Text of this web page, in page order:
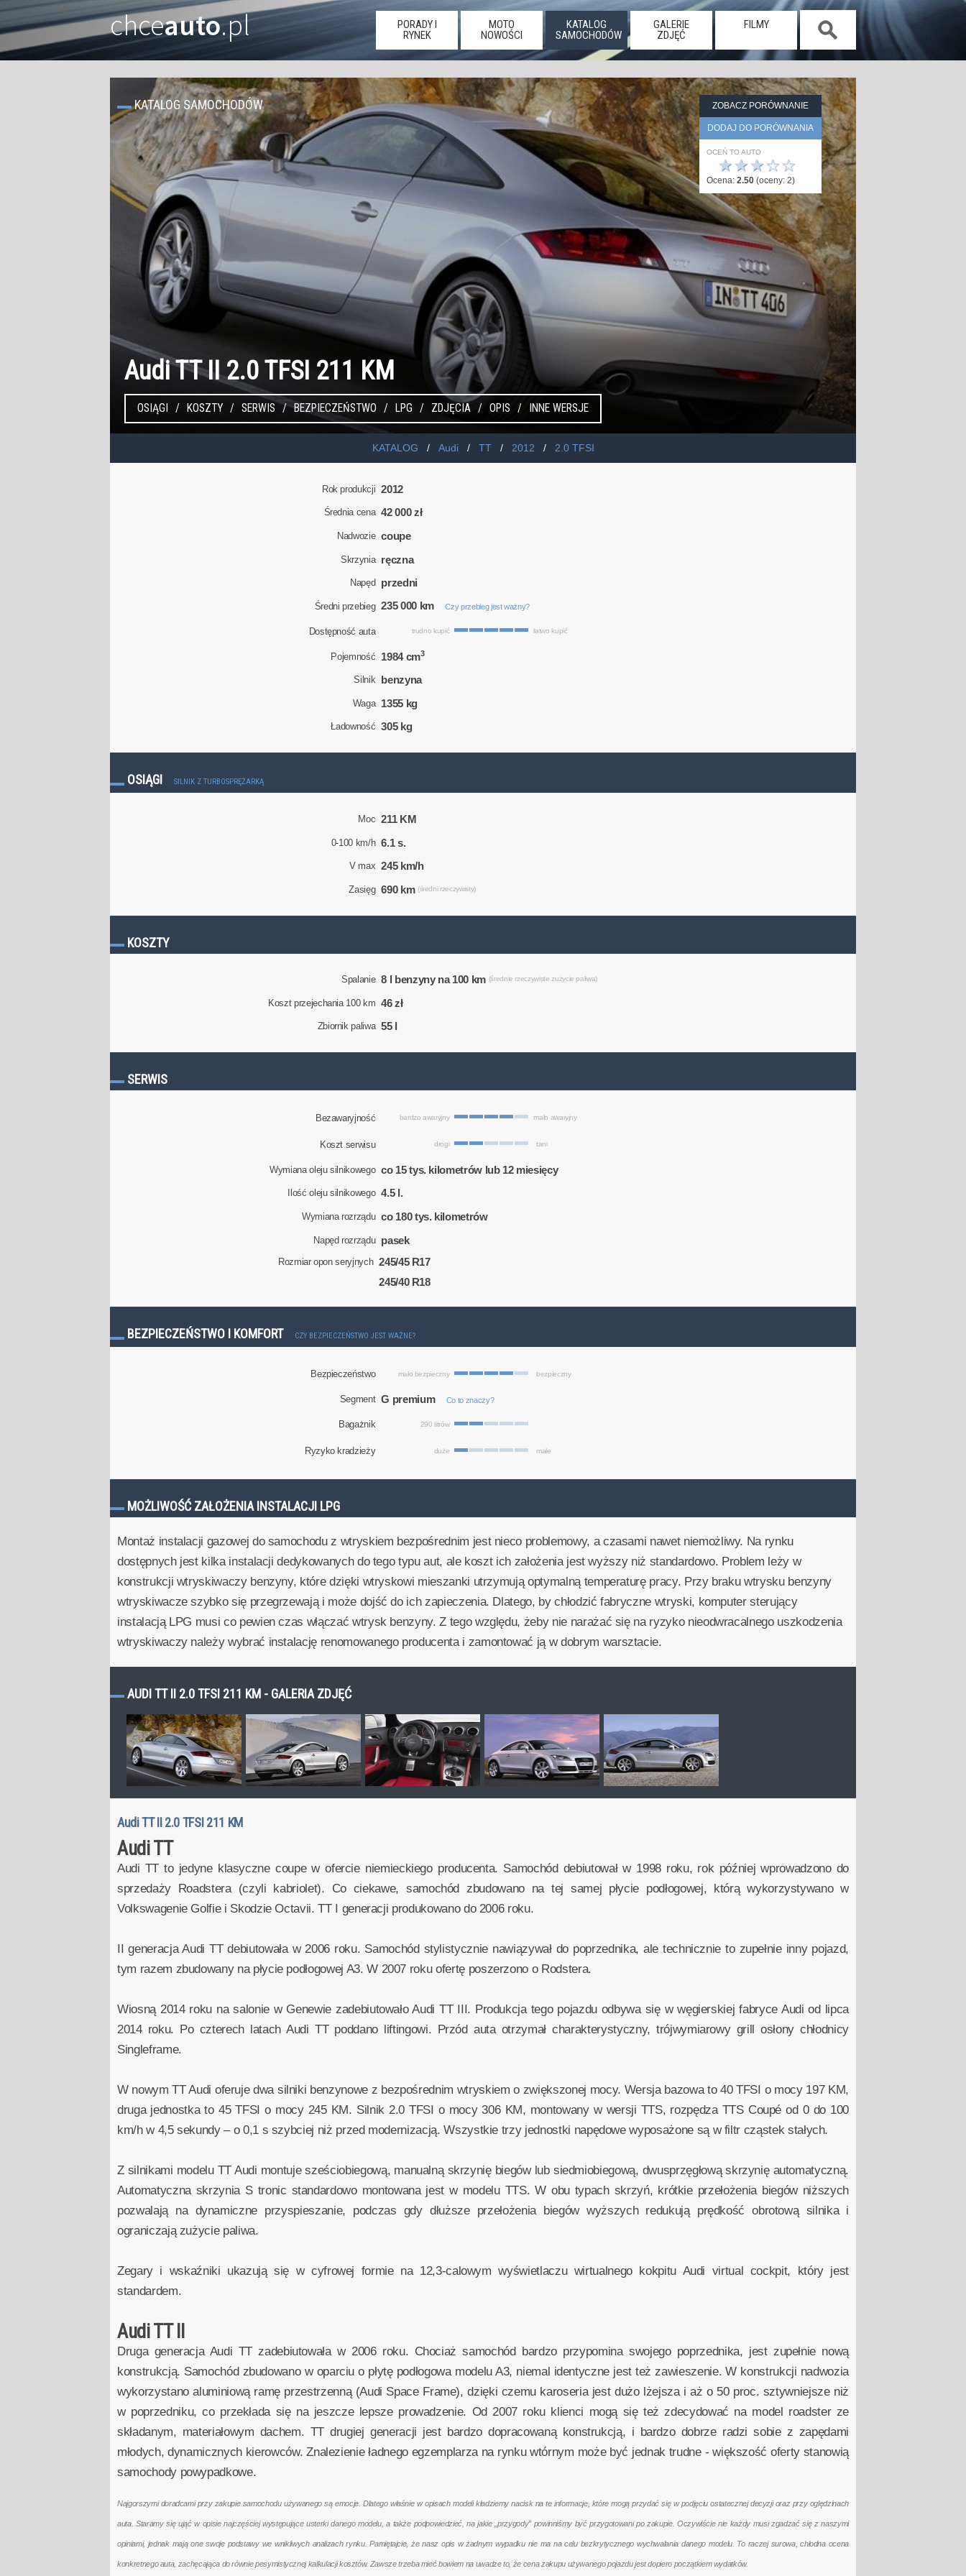
chceauto.pl
PORADY I
RYNEK
MOTO
NOWOŚCI
KATALOG
SAMOCHODÓW
GALERIE
ZDJĘĆ
FILMY
Audi TT II 2.0 TFSI 211 KM
KATALOG SAMOCHODÓW ZOBACZ PORÓWNANIE
DODAJ DO PORÓWNANIA
OCEŃ TO AUTO
☆
☆
★
★
★
Ocena: 2.50 (oceny: 2)
OSIĄGI KOSZTY SERWIS BEZPIECZEŃSTWO LPG ZDJĘCIA OPIS INNE WERSJE
KATALOG Audi TT 2012 2.0 TFSI
Rok produkcji 2012
Średnia cena 42 000 zł
Nadwozie coupe
Skrzynia ręczna
Napęd przedni
Średni przebieg 235 000 km Czy przebieg jest ważny?
Dostępność auta trudno kupić łatwo kupić
Pojemność 1984 cm3
Silnik benzyna
Waga 1355 kg
Ładowność 305 kg
OSIĄGI SILNIK Z TURBOSPRĘŻARKĄ
Moc 211 KM
0-100 km/h 6.1 s.
V max 245 km/h
Zasięg 690 km (średni rzeczywisty)
KOSZTY
Spalanie 8 l benzyny na 100 km (średnie rzeczywiste zużycie paliwa)
Koszt przejechania 100 km 46 zł
Zbiornik paliwa 55 l
SERWIS
Bezawaryjność bardzo awaryjny mało awaryjny
Koszt serwisu drogi tani
Wymiana oleju silnikowego co 15 tys. kilometrów lub 12 miesięcy
Ilość oleju silnikowego 4.5 l.
Wymiana rozrządu co 180 tys. kilometrów
Napęd rozrządu pasek
Rozmiar opon seryjnych 245/45 R17
245/40 R18
BEZPIECZEŃSTWO I KOMFORT CZY BEZPIECZEŃSTWO JEST WAŻNE?
Bezpieczeństwo mało bezpieczny bezpieczny
Segment G premium Co to znaczy?
Bagażnik 290 litrów
Ryzyko kradzieży duże małe
MOŻLIWOŚĆ ZAŁOŻENIA INSTALACJI LPG
Montaż instalacji gazowej do samochodu z wtryskiem bezpośrednim jest nieco problemowy, a czasami nawet niemożliwy. Na rynku
dostępnych jest kilka instalacji dedykowanych do tego typu aut, ale koszt ich założenia jest wyższy niż standardowo. Problem leży w
konstrukcji wtryskiwaczy benzyny, które dzięki wtryskowi mieszanki utrzymują optymalną temperaturę pracy. Przy braku wtrysku benzyny
wtryskiwacze szybko się przegrzewają i może dojść do ich zapieczenia. Dlatego, by chłodzić fabryczne wtryski, komputer sterujący
instalacją LPG musi co pewien czas włączać wtrysk benzyny. Z tego względu, żeby nie narażać się na ryzyko nieodwracalnego uszkodzenia
wtryskiwaczy należy wybrać instalację renomowanego producenta i zamontować ją w dobrym warsztacie.
AUDI TT II 2.0 TFSI 211 KM - GALERIA ZDJĘĆ
Audi TT II 2.0 TFSI 211 KM
Audi TT
Audi TT to jedyne klasyczne coupe w ofercie niemieckiego producenta. Samochód debiutował w 1998 roku, rok później wprowadzono do
sprzedaży Roadstera (czyli kabriolet). Co ciekawe, samochód zbudowano na tej samej płycie podłogowej, którą wykorzystywano w
Volkswagenie Golfie i Skodzie Octavii. TT I generacji produkowano do 2006 roku.
II generacja Audi TT debiutowała w 2006 roku. Samochód stylistycznie nawiązywał do poprzednika, ale technicznie to zupełnie inny pojazd,
tym razem zbudowany na płycie podłogowej A3. W 2007 roku ofertę poszerzono o Rodstera.
Wiosną 2014 roku na salonie w Genewie zadebiutowało Audi TT III. Produkcja tego pojazdu odbywa się w węgierskiej fabryce Audi od lipca
2014 roku. Po czterech latach Audi TT poddano liftingowi. Przód auta otrzymał charakterystyczny, trójwymiarowy grill osłony chłodnicy
Singleframe.
W nowym TT Audi oferuje dwa silniki benzynowe z bezpośrednim wtryskiem o zwiększonej mocy. Wersja bazowa to 40 TFSI o mocy 197 KM,
druga jednostka to 45 TFSI o mocy 245 KM. Silnik 2.0 TFSI o mocy 306 KM, montowany w wersji TTS, rozpędza TTS Coupé od 0 do 100
km/h w 4,5 sekundy – o 0,1 s szybciej niż przed modernizacją. Wszystkie trzy jednostki napędowe wyposażone są w filtr cząstek stałych.
Z silnikami modelu TT Audi montuje sześciobiegową, manualną skrzynię biegów lub siedmiobiegową, dwusprzęgłową skrzynię automatyczną.
Automatyczna skrzynia S tronic standardowo montowana jest w modelu TTS. W obu typach skrzyń, krótkie przełożenia biegów niższych
pozwalają na dynamiczne przyspieszanie, podczas gdy dłuższe przełożenia biegów wyższych redukują prędkość obrotową silnika i
ograniczają zużycie paliwa.
Zegary i wskaźniki ukazują się w cyfrowej formie na 12,3-calowym wyświetlaczu wirtualnego kokpitu Audi virtual cockpit, który jest
standardem.
Audi TT II
Druga generacja Audi TT zadebiutowała w 2006 roku. Chociaż samochód bardzo przypomina swojego poprzednika, jest zupełnie nową
konstrukcją. Samochód zbudowano w oparciu o płytę podłogowa modelu A3, niemal identyczne jest też zawieszenie. W konstrukcji nadwozia
wykorzystano aluminiową ramę przestrzenną (Audi Space Frame), dzięki czemu karoseria jest dużo lżejsza i aż o 50 proc. sztywniejsze niż
w poprzedniku, co przekłada się na jeszcze lepsze prowadzenie. Od 2007 roku klienci mogą się też zdecydować na model roadster ze
składanym, materiałowym dachem. TT drugiej generacji jest bardzo dopracowaną konstrukcją, i bardzo dobrze radzi sobie z zapędami
młodych, dynamicznych kierowców. Znalezienie ładnego egzemplarza na rynku wtórnym może być jednak trudne - większość oferty stanowią
samochody powypadkowe.
Najgorszymi doradcami przy zakupie samochodu używanego są emocje. Dlatego właśnie w opisach modeli kładziemy nacisk na te informacje, które mogą przydać się w podjęciu ostatecznej decyzji oraz przy oględzinach
auta. Staramy się ująć w opisie najczęściej występujące usterki danego modelu, a także podpowiedzieć, na jakie „przygody” powinniśmy być przygotowani po zakupie. Oczywiście nie każdy musi zgadzać się z naszymi
opiniami, jednak mają one swoje podstawy we wnikliwych analizach rynku. Pamiętajcie, że nasz opis w żadnym wypadku nie ma na celu bezkrytycznego wychwalania danego modelu. To raczej surowa, chłodna ocena
konkretnego auta, zachęcająca do równie pesymistycznej kalkulacji kosztów. Zawsze trzeba mieć bowiem na uwadze to, że cena zakupu używanego pojazdu jest dopiero początkiem wydatków.